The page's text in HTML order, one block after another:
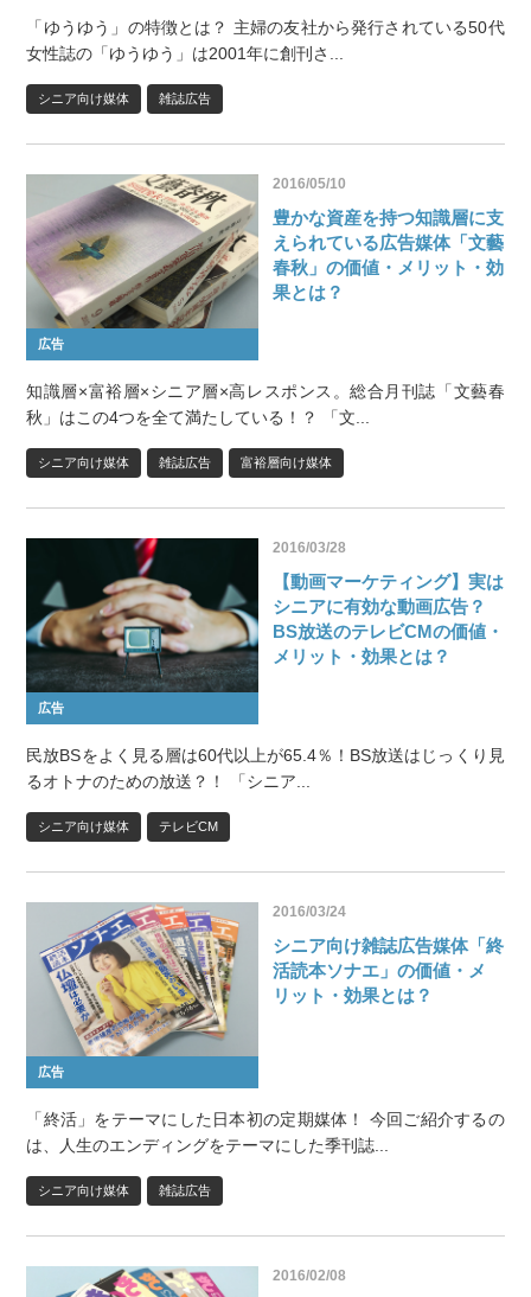
「ゆうゆう」の特徴とは？ 主婦の友社から発行されている50代
女性誌の「ゆうゆう」は2001年に創刊さ...
シニア向け媒体 雑誌広告
広告
2016/05/10
豊かな資産を持つ知識層に支
えられている広告媒体「文藝
春秋」の価値・メリット・効
果とは？
知識層×富裕層×シニア層×高レスポンス。総合月刊誌「文藝春
秋」はこの4つを全て満たしている！？ 「文...
シニア向け媒体 雑誌広告 富裕層向け媒体
広告
2016/03/28
【動画マーケティング】実は
シニアに有効な動画広告？
BS放送のテレビCMの価値・
メリット・効果とは？
民放BSをよく見る層は60代以上が65.4％！BS放送はじっくり見
るオトナのための放送？！ 「シニア...
シニア向け媒体 テレビCM
広告
2016/03/24
シニア向け雑誌広告媒体「終
活読本ソナエ」の価値・メ
リット・効果とは？
「終活」をテーマにした日本初の定期媒体！ 今回ご紹介するの
は、人生のエンディングをテーマにした季刊誌...
シニア向け媒体 雑誌広告
2016/02/08